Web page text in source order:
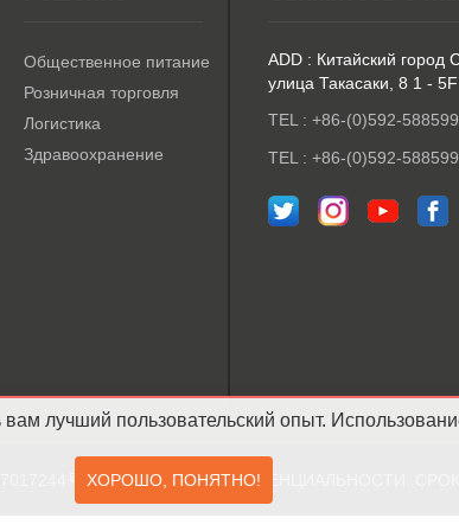
Общественное питание
Розничная торговля
Логистика
Здравоохранение
ADD : Китайский город
улица Такасаки, 8 1 - 5F
TEL : +86-(0)592-
TEL : +86-(0)592-
号-2 ПОЛИТИКА КОНФИДЕНЦИАЛЬНОСТИ
лучший пользовательский опыт.
ХОРОШО, ПОНЯТНО!